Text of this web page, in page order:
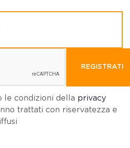
REGISTRATI
le condizioni della privacy
trattati con riservatezza e